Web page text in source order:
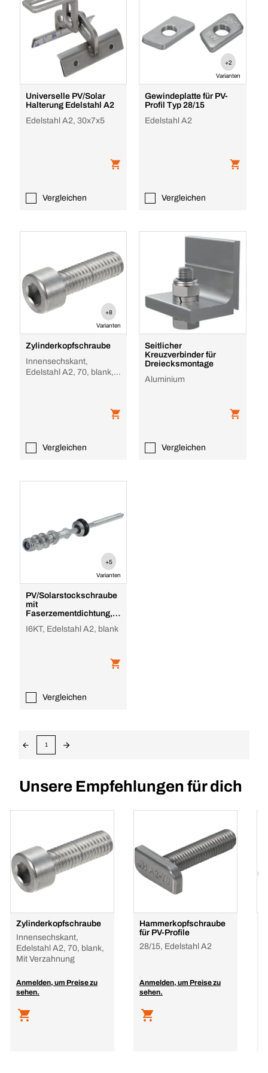
Universelle PV/Solar
Halterung Edelstahl A2
Edelstahl A2, 30x7x5
Vergleichen
+2
Varianten
Gewindeplatte für PV-
Profil Typ 28/15
Edelstahl A2
Vergleichen
+8
Varianten
Zylinderkopfschraube
Innensechskant,
Edelstahl A2, 70, blank,
Vergleichen
Seitlicher
Kreuzverbinder für
Dreiecksmontage
Aluminium
Vergleichen
+5
Varianten
PV/Solarstockschraube
mit
Faserzementdichtung,
I6KT, Edelstahl A2, blank
Vergleichen
1
Unsere Empfehlungen für dich
Zylinderkopfschraube
Innensechskant,
Edelstahl A2, 70, blank,
Mit Verzahnung
Anmelden, um Preise zu
sehen.
Hammerkopfschraube
für PV-Profile
28/15, Edelstahl A2
Anmelden, um Preise zu
sehen.